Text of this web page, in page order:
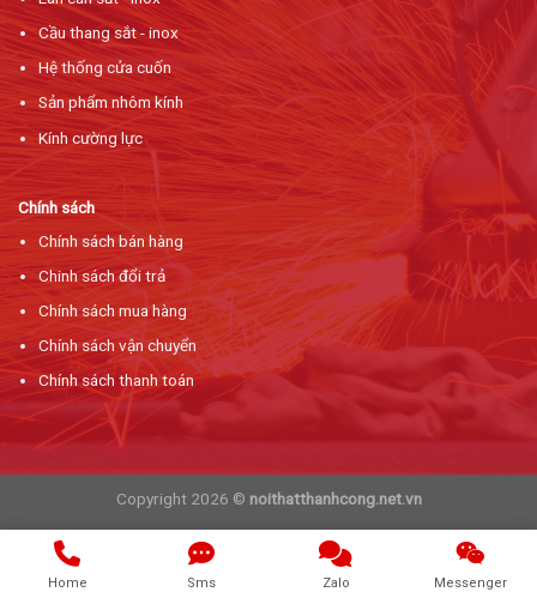
Cầu thang sắt - inox
Hệ thống cửa cuốn
Sản phẩm nhôm kính
Kính cường lực
Chính sách
Chính sách bán hàng
Chinh sách đổi trả
Chính sách mua hàng
Chính sách vận chuyển
Chính sách thanh toán
Copyright 2026 © noithatthanhcong.net.vn
Home Sms Zalo Messenger